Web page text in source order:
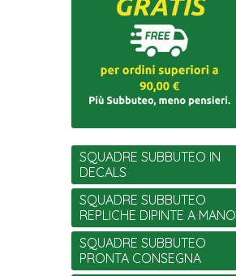
SQUADRE SUBBUTEO IN
DECALS
SQUADRE SUBBUTEO
REPLICHE DIPINTE A MANO
SQUADRE SUBBUTEO
PRONTA CONSEGNA